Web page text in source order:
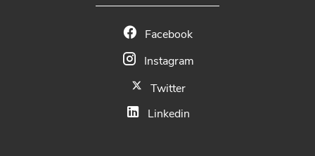
Facebook
Instagram
Twitter
Linkedin